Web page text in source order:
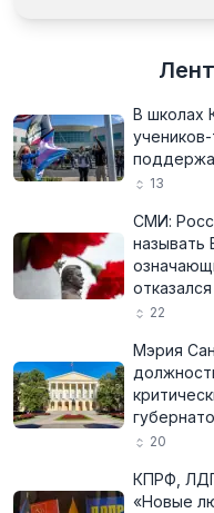
В школах
13
СМИ:
называть
отказался
22
Мэрия
20
КПРФ,
«Новые